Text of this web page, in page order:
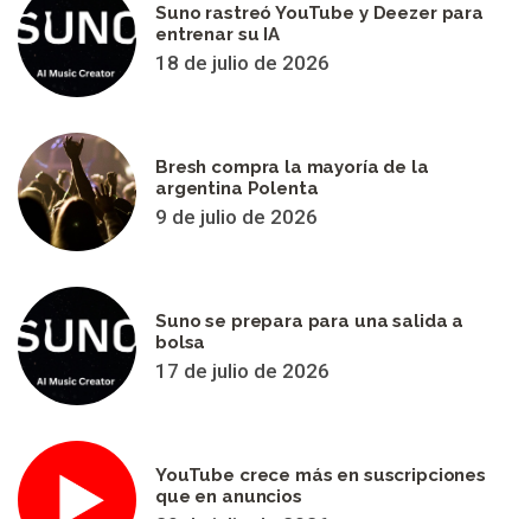
Suno rastreó YouTube y Deezer para
entrenar su IA
18 de julio de 2026
Bresh compra la mayoría de la
argentina Polenta
9 de julio de 2026
Suno se prepara para una salida a
bolsa
17 de julio de 2026
YouTube crece más en suscripciones
que en anuncios